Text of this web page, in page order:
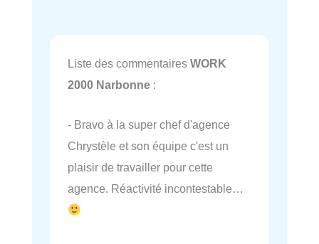
Liste des commentaires WORK
2000 Narbonne :
- Bravo à la super chef d'agence
Chrystèle et son équipe c'est un
plaisir de travailler pour cette
agence. Réactivité incontestable…